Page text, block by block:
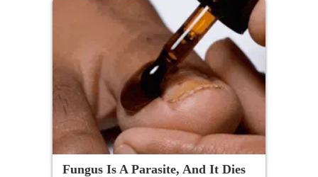
Fungus Is A Parasite, And It Dies